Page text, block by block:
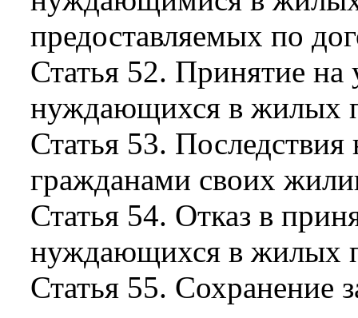
предоставляемых по
Статья 52. Принятие на
нуждающихся в жилых
Статья 53.
гражданами своих
Статья 54. Отказ в
нуждающихся в жилых
Статья 55. Сохранение